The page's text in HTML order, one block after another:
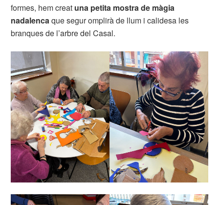
formes, hem creat una petita mostra de màgia
nadalencaque segur omplirà de llum i calidesa les
branques de l’arbre del Casal.